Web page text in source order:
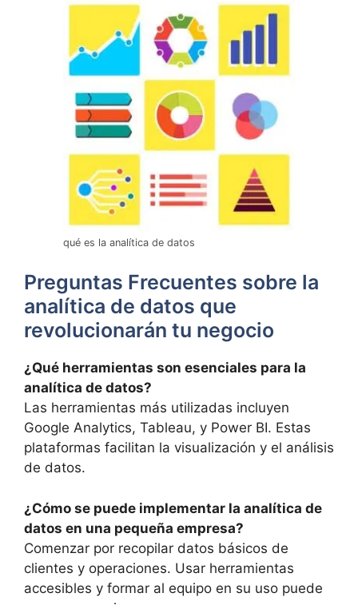
qué es la analítica de datos
Preguntas Frecuentes sobre la
analítica de datos que
revolucionarán tu negocio
¿Qué herramientas son esenciales para la
analítica de datos?
Las herramientas más utilizadas incluyen
Google Analytics, Tableau, y Power BI. Estas
plataformas facilitan la visualización y el análisis
de datos.
¿Cómo se puede implementar la analítica de
datos en una pequeña empresa?
Comenzar por recopilar datos básicos de
clientes y operaciones. Usar herramientas
accesibles y formar al equipo en su uso puede